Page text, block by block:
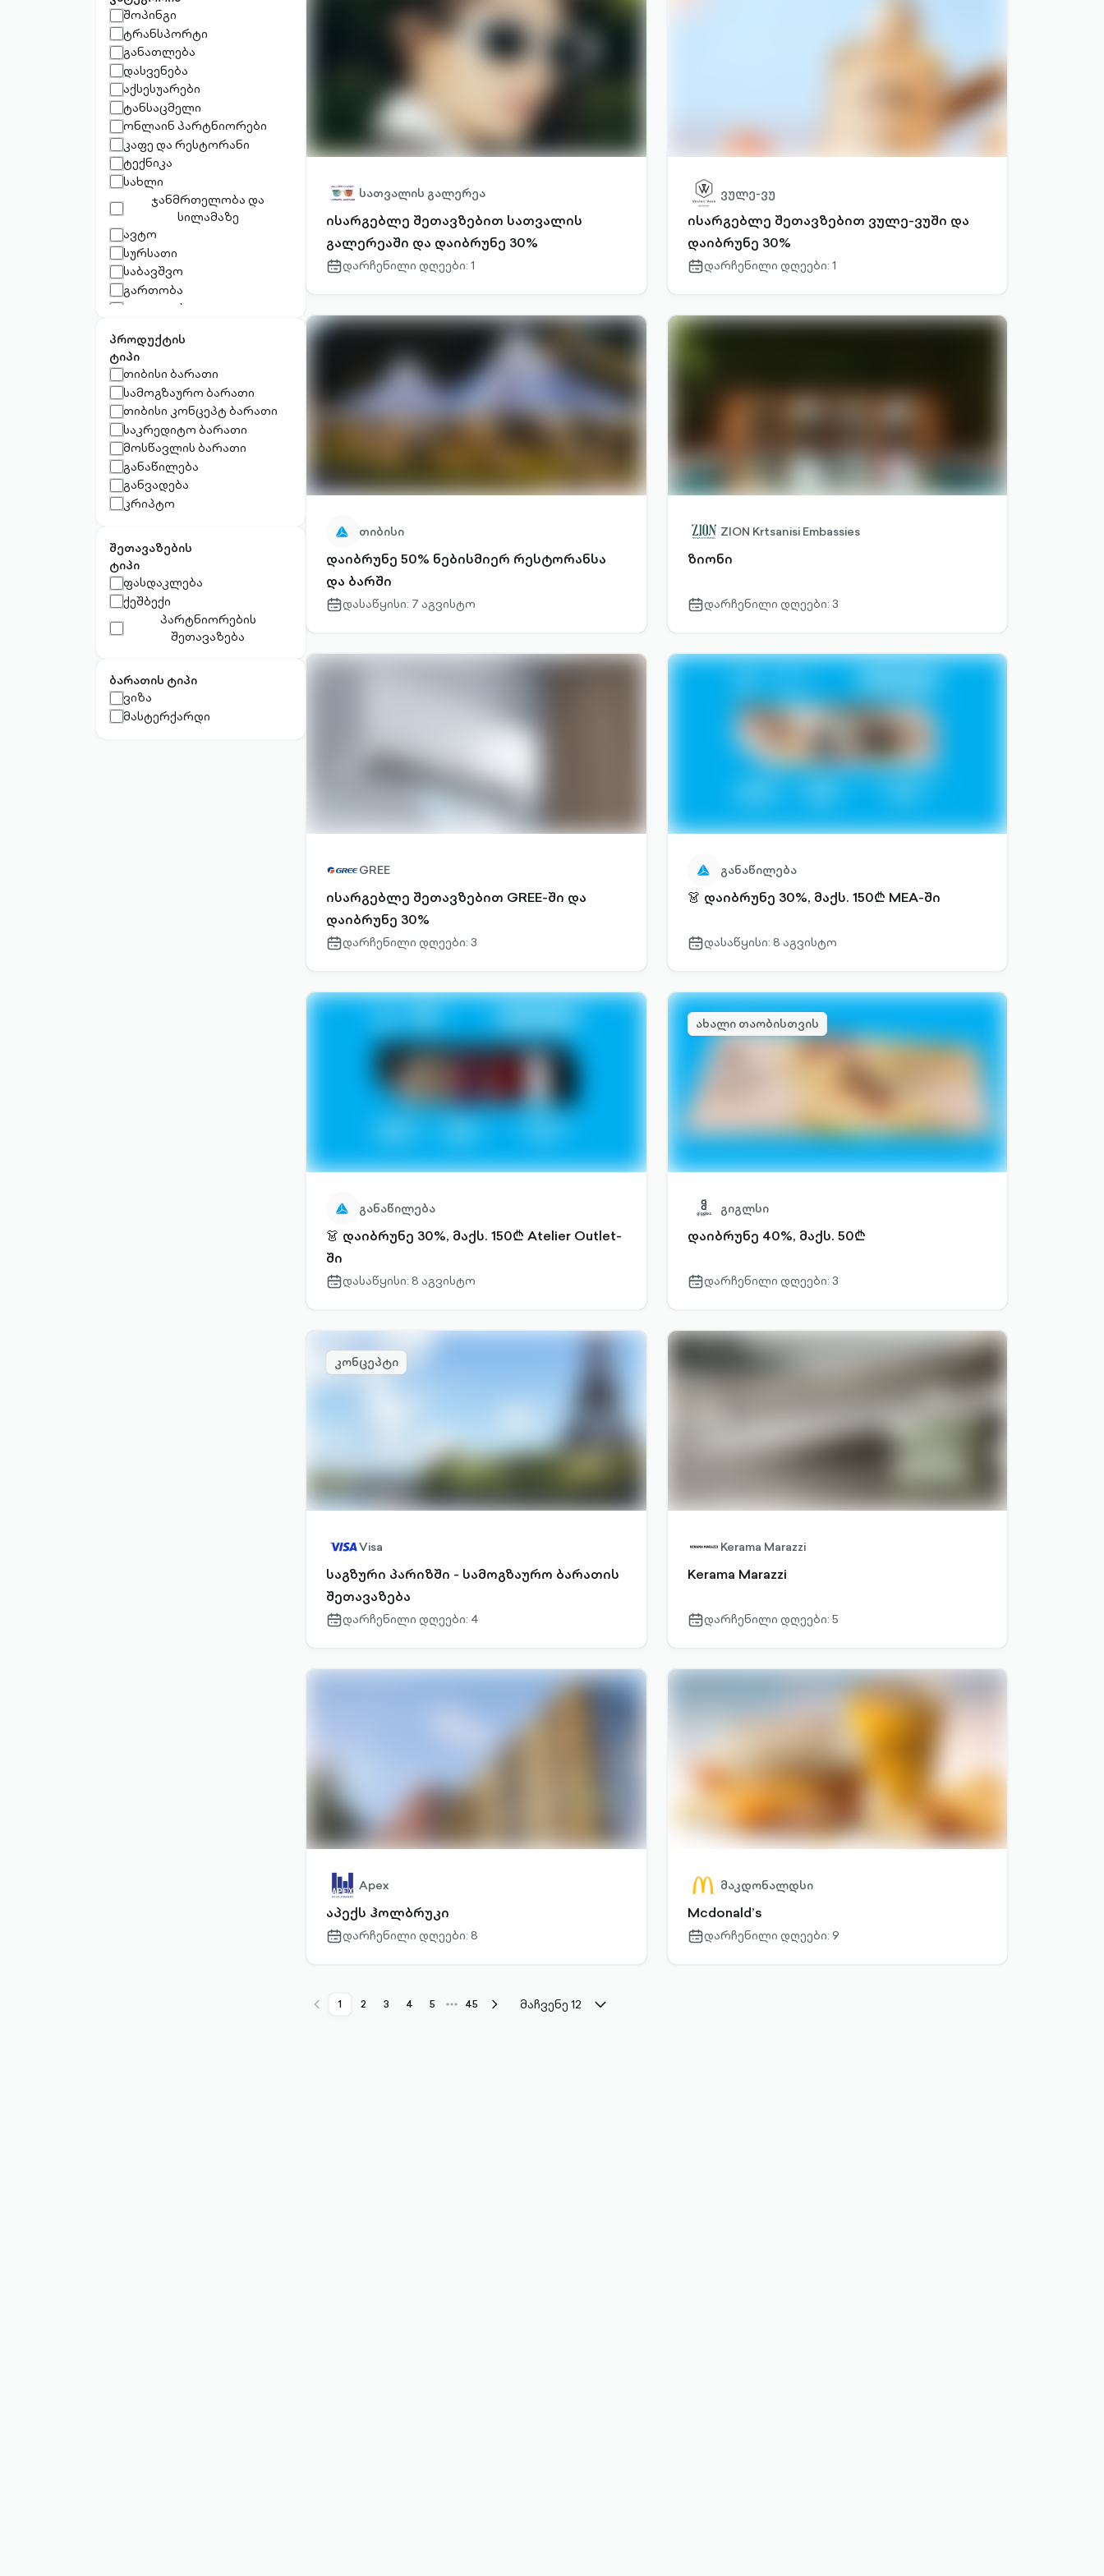
შოპინგი
ტრანსპორტი
განათლება
დასვენება
აქსესუარები
ტანსაცმელი
ონლაინ პარტნიორები
კაფე და რესტორანი
ტექნიკა
სახლი
ჯანმრთელობა და
სილამაზე
ავტო
სურსათი
საბავშვო
გართობა
ყვავილები
პარფიუმერია
მოგზაურობა
პროდუქტის
ტიპი
თიბისი ბარათი
სამოგზაურო ბარათი
თიბისი კონცეპტ ბარათი
საკრედიტო ბარათი
მოსწავლის ბარათი
განაწილება
განვადება
კრიპტო
შეთავაზების
ტიპი
ფასდაკლება
ქეშბექი
პარტნიორების
შეთავაზება
ბარათის ტიპი
ვიზა
მასტერქარდი
სათვალის გალერეა
ისარგებლე შეთავზებით სათვალის
გალერეაში და დაიბრუნე 30%
calendar-
დარჩენილი დღეები: 1
ვულე-ვუ
ისარგებლე შეთავზებით ვულე-ვუში და
დაიბრუნე 30%
calendar-
დარჩენილი დღეები: 1
თიბისი
დაიბრუნე 50% ნებისმიერ რესტორანსა
და ბარში
calendar-
დასაწყისი: 7 აგვისტო
ZION Krtsanisi Embassies
ზიონი
calendar-
დარჩენილი დღეები: 3
GREE
ისარგებლე შეთავზებით GREE-ში და
დაიბრუნე 30%
calendar-
დარჩენილი დღეები: 3
განაწილება
👗 დაიბრუნე 30%, მაქს. 150₾ MEA-ში
calendar-
დასაწყისი: 8 აგვისტო
განაწილება
👗 დაიბრუნე 30%, მაქს. 150₾ Atelier Outlet-
ში
calendar-
დასაწყისი: 8 აგვისტო
ახალი თაობისთვის
გიგლსი
დაიბრუნე 40%, მაქს. 50₾
calendar-
დარჩენილი დღეები: 3
კონცეპტი
Visa
საგზური პარიზში - სამოგზაურო ბარათის
შეთავაზება
calendar-
დარჩენილი დღეები: 4
Kerama Marazzi
Kerama Marazzi
calendar-
დარჩენილი დღეები: 5
Apex
აპექს ჰოლბრუკი
calendar-
დარჩენილი დღეები: 8
მაკდონალდსი
Mcdonald’s
calendar-
დარჩენილი დღეები: 9
chevron-
1 2 3 4 5
kebab-
45
chevron-მაჩვენე 12